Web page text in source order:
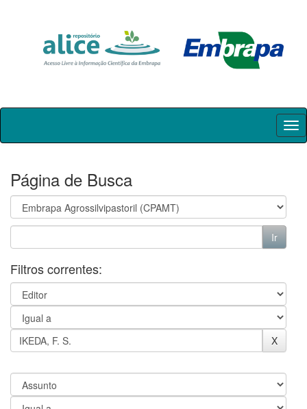
Skip
Página de Busca
Filtros correntes: